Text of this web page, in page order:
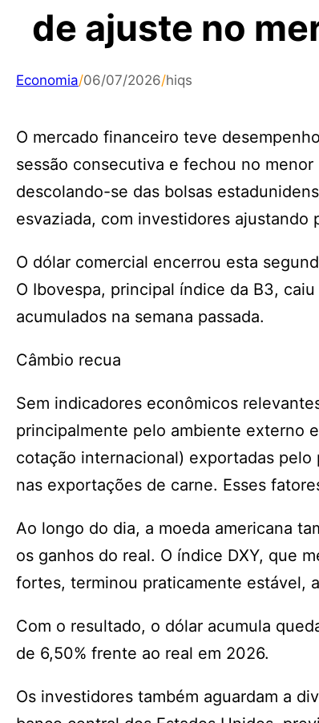
de ajuste no
Economia/06/07/2026/hiqs
O mercado financeiro teve
sessão consecutiva e fechou no
descolando-se das bolsas
esvaziada, com investidores
O dólar comercial encerrou esta
O Ibovespa, principal índice da B3,
acumulados na semana passada.
Câmbio recua
Sem indicadores econômicos
principalmente pelo ambiente externo
cotação internacional) exportadas
nas exportações de carne. Esses
Ao longo do dia, a moeda americana
os ganhos do real. O índice DXY, que
fortes, terminou praticamente estável,
Com o resultado, o dólar acumula
de 6,50% frente ao real em 2026.
Os investidores também aguardam a